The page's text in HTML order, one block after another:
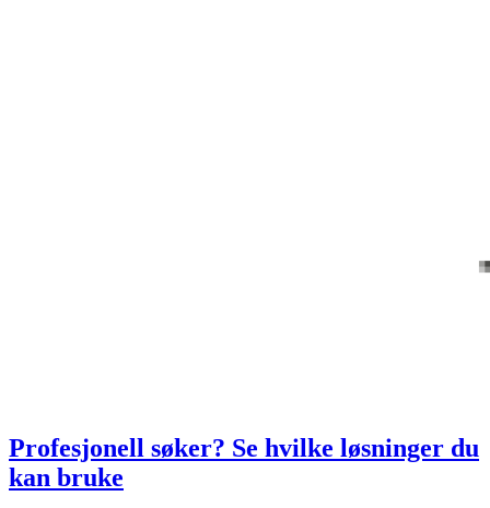
Profesjonell søker? Se hvilke løsninger du
kan bruke